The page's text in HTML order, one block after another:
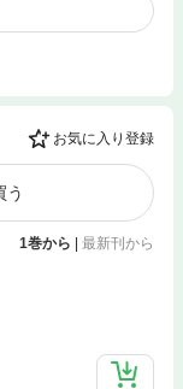
お気に入り登録
う
1巻から | 最新刊から